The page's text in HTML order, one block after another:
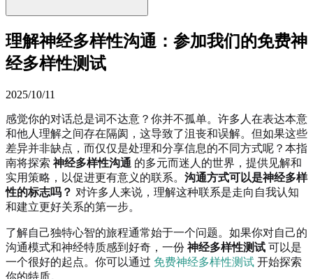
理解神经多样性沟通：参加我们的免费神
经多样性测试
2025/10/11
感觉你的对话总是词不达意？你并不孤单。许多人在表达本意
和他人理解之间存在隔阂，这导致了沮丧和误解。但如果这些
差异并非缺点，而仅仅是处理和分享信息的不同方式呢？本指
南将探索 神经多样性沟通 的多元而迷人的世界，提供见解和
实用策略，以促进更有意义的联系。 沟通方式可以是神经多样
性的标志吗？ 对许多人来说，理解这种联系是走向自我认知
和建立更好关系的第一步。
了解自己独特心智的旅程通常始于一个问题。如果你对自己的
沟通模式和神经特质感到好奇，一份 神经多样性测试 可以是
一个很好的起点。你可以通过 免费神经多样性测试 开始探索
你的特质。